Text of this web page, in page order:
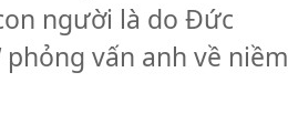
người là do Đức
phỏng vấn anh về niềm